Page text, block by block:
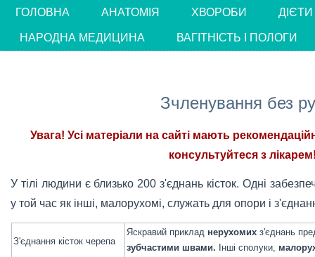
ГОЛОВНА АНАТОМІЯ ХВОРОБИ ДІЄТИ
НАРОДНА МЕДИЦИНА ВАГІТНІСТЬ І ПОЛОГИ
Зчленування без
Увага! Усі матеріали на сайті мають
консультуйтеся з
У тілі людини є близько 200 з'єднань кісток. Одні
у той час як інші, малорухомі, служать для опори і
З'єднання кісток черепа
Яскравий приклад нерухомих з'єднань
зубчастими швами. Інші сполуки,